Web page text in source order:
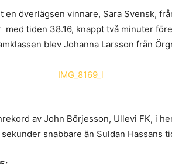
en överlägsen vinnare, Sara Svensk,
tiden 38.16, knappt två minuter
blev Johanna Larsson från
av John Börjesson, Ullevi FK, i
snabbare än Suldan Hassans